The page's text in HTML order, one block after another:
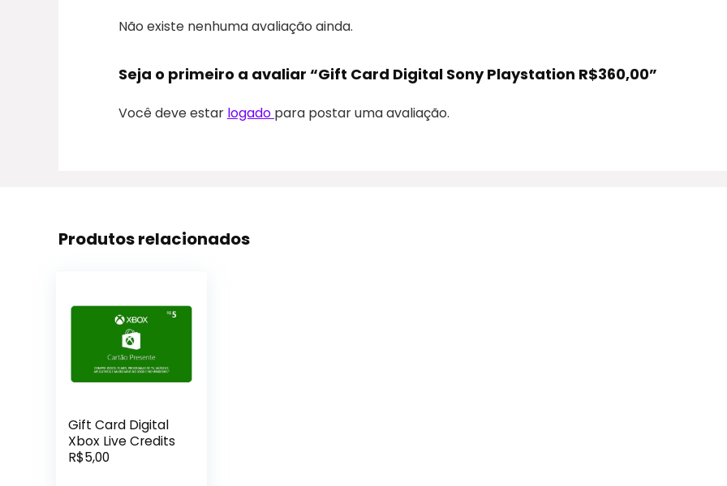
Não existe nenhuma avaliação ainda.
Seja o primeiro a avaliar “Gift Card Digital Sony Playstation R$360,00”
Você deve estar logado para postar uma avaliação.
Produtos relacionados
Gift Card Digital
Xbox Live Credits
R$5,00